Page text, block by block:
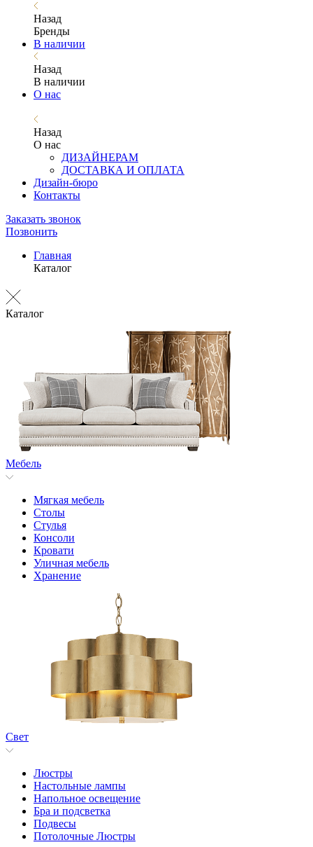
Назад
Бренды
В наличии
Назад
В наличии
О нас
Назад
О нас
ДИЗАЙНЕРАМ
ДОСТАВКА И ОПЛАТА
Дизайн-бюро
Контакты
Заказать звонок
Позвонить
Главная
Каталог
Каталог
Мебель
Мягкая мебель
Столы
Стулья
Консоли
Кровати
Уличная мебель
Хранение
Свет
Люстры
Настольные лампы
Напольнoе освещение
Бра и подсветка
Подвесы
Потолочные Люстры